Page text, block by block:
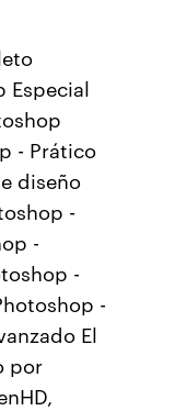
Especial
- Prático
diseño
-
-
-
-
El
por